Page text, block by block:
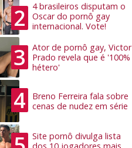
2
4 brasileiros disputam o
Oscar do pornô gay
internacional. Vote!
3
Ator de pornô gay, Victor
Prado revela que é '100%
hétero'
4
Breno Ferreira fala sobre
cenas de nudez em série
Site pornô divulga lista